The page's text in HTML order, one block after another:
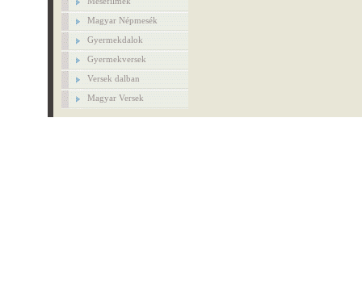
Magyar Népmesék
Gyermekdalok
Gyermekversek
Versek dalban
Magyar Versek